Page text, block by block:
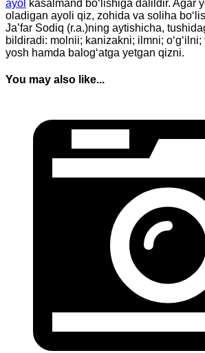
ayol kasalmand bo‘lishiga dalildir. Agar
oladigan ayoli qiz, zohida va soliha
Ja’far Sodiq (r.a.)ning aytishicha,
bildiradi: molnii; kanizakni; ilmni;
yosh hamda balog‘atga yetgan qizni.
You may also like...